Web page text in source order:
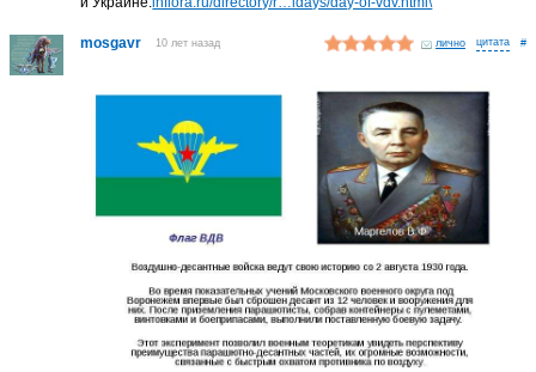
mosgavr 10 лет назад лично #